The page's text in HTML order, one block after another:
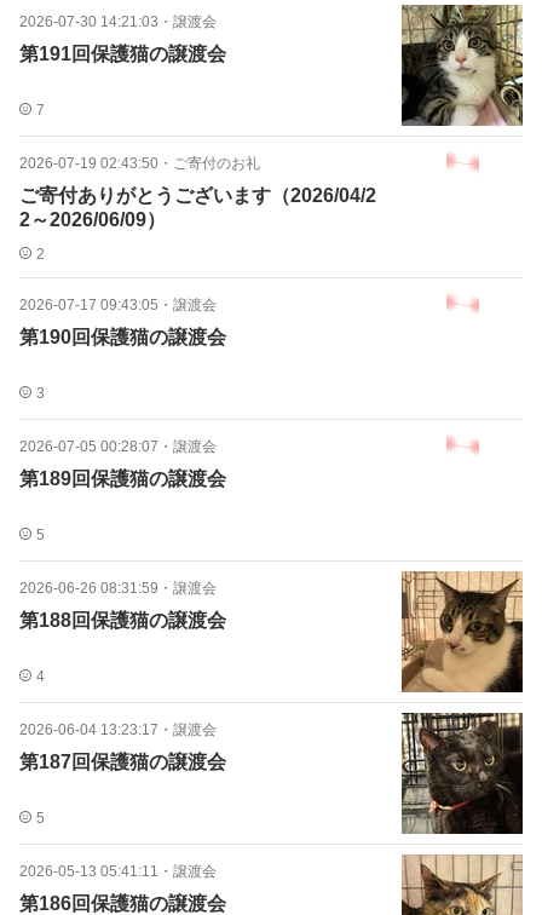
2026-07-30 14:21:03 ・ 譲渡会
第191回保護猫の譲渡会
7
2026-07-19 02:43:50 ・ ご寄付のお礼
ご寄付ありがとうございます（2026/04/2
2～2026/06/09）
2
2026-07-17 09:43:05 ・ 譲渡会
第190回保護猫の譲渡会
3
2026-07-05 00:28:07 ・ 譲渡会
第189回保護猫の譲渡会
5
2026-06-26 08:31:59 ・ 譲渡会
第188回保護猫の譲渡会
4
2026-06-04 13:23:17 ・ 譲渡会
第187回保護猫の譲渡会
5
2026-05-13 05:41:11 ・ 譲渡会
第186回保護猫の譲渡会